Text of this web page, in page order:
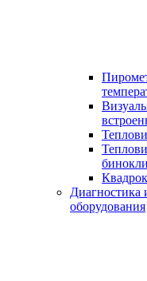
бинокли
Диагностика
оборудования